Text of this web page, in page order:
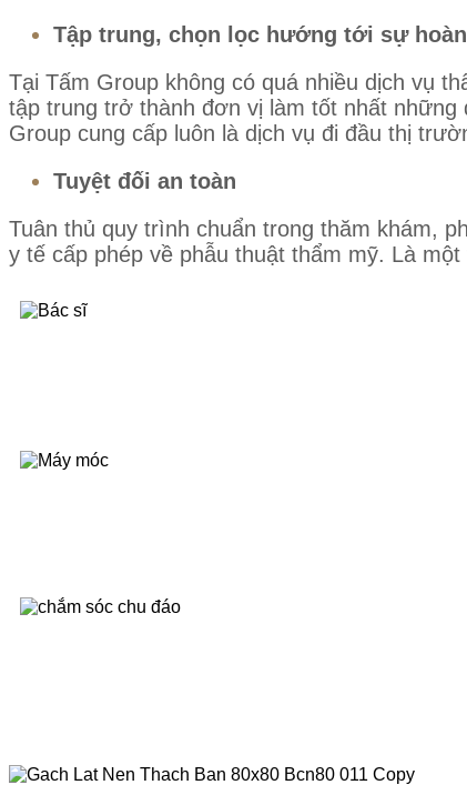
Tập trung, chọn lọc hướng tới sự
Tại Tấm Group không có quá nhiều dịch vụ
tập trung trở thành đơn vị làm tốt nhất
Group cung cấp luôn là dịch vụ đi đầu thị
Tuyệt đối an toàn
Tuân thủ quy trình chuẩn trong thăm khám,
y tế cấp phép về phẫu thuật thẩm mỹ. Là